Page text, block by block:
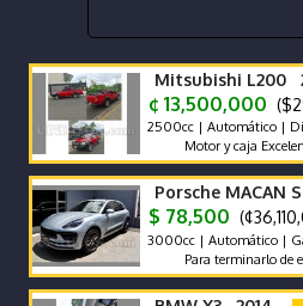
Mitsubishi L200
¢ 13,500,000
2500cc | Automático |
Motor y caja Excelente
Porsche MACAN
$ 78,500
3000cc | Automático |
Para terminarlo de